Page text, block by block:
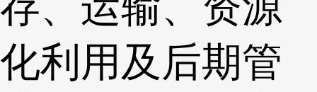
化利用及后期管